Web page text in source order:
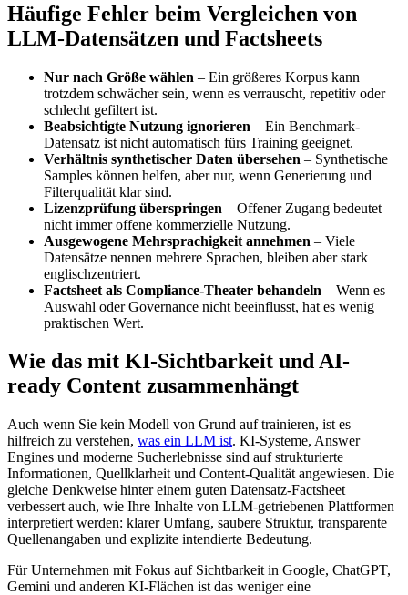
Häufige Fehler beim Vergleichen von
LLM-Datensätzen und Factsheets
Nur nach Größe wählen – Ein größeres Korpus kann
trotzdem schwächer sein, wenn es verrauscht, repetitiv oder
schlecht gefiltert ist.
Beabsichtigte Nutzung ignorieren – Ein Benchmark-
Datensatz ist nicht automatisch fürs Training geeignet.
Verhältnis synthetischer Daten übersehen – Synthetische
Samples können helfen, aber nur, wenn Generierung und
Filterqualität klar sind.
Lizenzprüfung überspringen – Offener Zugang bedeutet
nicht immer offene kommerzielle Nutzung.
Ausgewogene Mehrsprachigkeit annehmen – Viele
Datensätze nennen mehrere Sprachen, bleiben aber stark
englischzentriert.
Factsheet als Compliance-Theater behandeln – Wenn es
Auswahl oder Governance nicht beeinflusst, hat es wenig
praktischen Wert.
Wie das mit KI-Sichtbarkeit und AI-
ready Content zusammenhängt
Auch wenn Sie kein Modell von Grund auf trainieren, ist es
hilfreich zu verstehen, was ein LLM ist. KI-Systeme, Answer
Engines und moderne Sucherlebnisse sind auf strukturierte
Informationen, Quellklarheit und Content-Qualität angewiesen. Die
gleiche Denkweise hinter einem guten Datensatz-Factsheet
verbessert auch, wie Ihre Inhalte von LLM-getriebenen Plattformen
interpretiert werden: klarer Umfang, saubere Struktur, transparente
Quellenangaben und explizite intendierte Bedeutung.
Für Unternehmen mit Fokus auf Sichtbarkeit in Google, ChatGPT,
Gemini und anderen KI-Flächen ist das weniger eine